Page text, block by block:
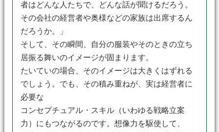
者はどんな人たちで、どんな話が聞けるだろう。
その会社の経営者や奥様などの家族は出席するん
だろうか。」
そして、その瞬間、自分の服装やそのときの立ち
居振る舞いのイメージが固まります。
たいていの場合、そのイメージは大きくはずれる
でしょう。でも、その積み重ねが、実は経営者に
必要な
コンセプチュアル・スキル（いわゆる戦略立案
力）にもつながるのです。想像力を駆使して、